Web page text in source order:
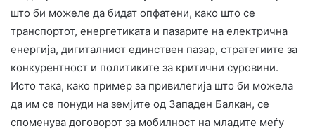
што би можеле да бидат опфатени, како што се
транспортот, енергетиката и пазарите на електрична
енергија, дигиталниот единствен пазар, стратегиите за
конкурентност и политиките за критични суровини.
Исто така, како пример за привилегија што би можела
да им се понуди на земјите од Западен Балкан, се
споменува договорот за мобилност на младите меѓу